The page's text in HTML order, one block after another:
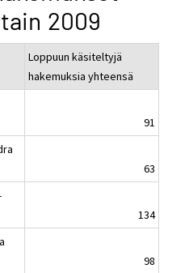
2009
Loppuun käsiteltyjä
hakemuksia yhteensä
91
63
134
98